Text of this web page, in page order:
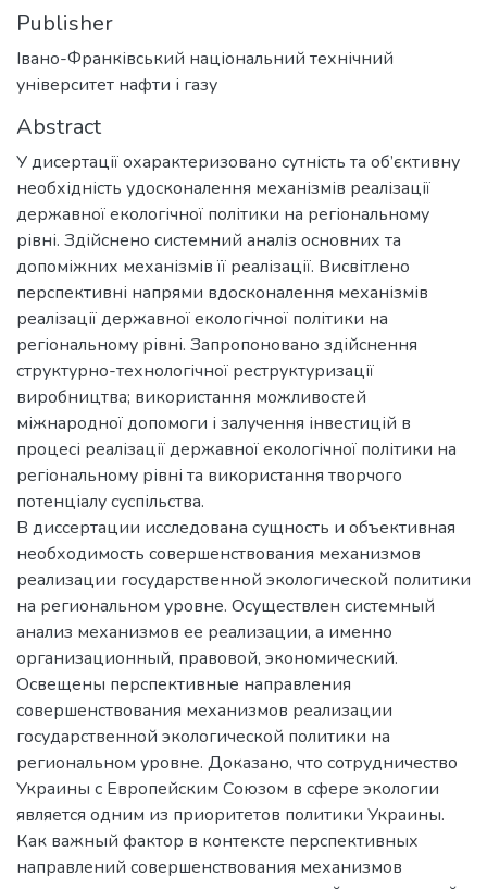
Publisher
Івано-Франківський національний технічний
університет нафти і газу
Abstract
У дисертації охарактеризовано сутність та об’єктивну
необхідність удосконалення механізмів реалізації
державної екологічної політики на регіональному
рівні. Здійснено системний аналіз основних та
допоміжних механізмів її реалізації. Висвітлено
перспективні напрями вдосконалення механізмів
реалізації державної екологічної політики на
регіональному рівні. Запропоновано здійснення
структурно-технологічної реструктуризації
виробництва; використання можливостей
міжнародної допомоги і залучення інвестицій в
процесі реалізації державної екологічної політики на
регіональному рівні та використання творчого
потенціалу суспільства.
В диссертации исследована сущность и объективная
необходимость совершенствования механизмов
реализации государственной экологической политики
на региональном уровне. Осуществлен системный
анализ механизмов ее реализации, а именно
организационный, правовой, экономический.
Освещены перспективные направления
совершенствования механизмов реализации
государственной экологической политики на
региональном уровне. Доказано, что сотрудничество
Украины с Европейским Союзом в сфере экологии
является одним из приоритетов политики Украины.
Как важный фактор в контексте перспективных
направлений совершенствования механизмов